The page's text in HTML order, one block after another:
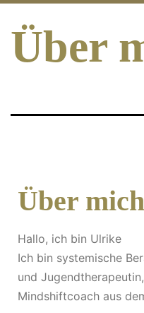
Über
Über mich
Hallo, ich bin Ulrike
Ich bin systemische
und
Mindshiftcoach aus